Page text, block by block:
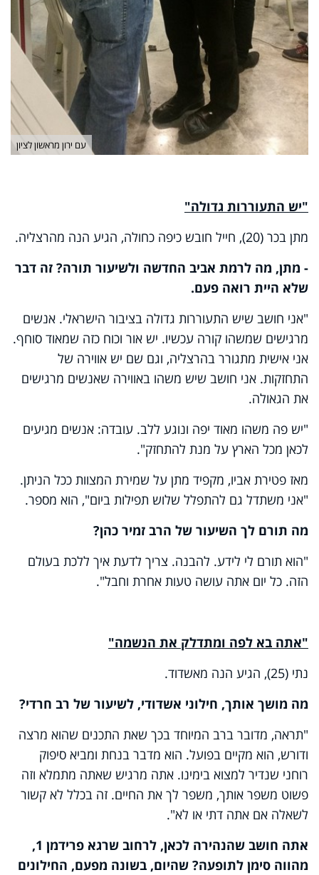
עם ירון מראשון לציון
"יש התעוררות גדולה"
מתן בכר (20), חייל חובש כיפה כחולה, הגיע הנה מהרצליה.
- מתן, מה לרמת אביב החדשה ולשיעור תורה? זה דבר
שלא היית רואה פעם.
"אני חושב שיש התעוררות גדולה בציבור הישראלי. אנשים
מרגישים שמשהו קורה עכשיו. יש אור וכוח כזה שמאוד סוחף.
אני אישית מתגורר בהרצליה, וגם שם יש אווירה של
התחזקות. אני חושב שיש משהו באווירה שאנשים מרגישים
את הגאולה.
"יש פה משהו מאוד יפה ונוגע ללב. עובדה: אנשים מגיעים
לכאן מכל הארץ על מנת להתחזק".
מאז פטירת אביו, מקפיד מתן על שמירת המצוות ככל הניתן.
"אני משתדל גם להתפלל שלוש תפילות ביום", הוא מספר.
מה תורם לך השיעור של הרב זמיר כהן?
"הוא תורם לי לידע. להבנה. צריך לדעת איך ללכת בעולם
הזה. כל יום אתה עושה טעות אחרת וחבל".
"אתה בא לפה ומתדלק את הנשמה"
נתי (25), הגיע הנה מאשדוד.
מה מושך אותך, חילוני אשדודי, לשיעור של רב חרדי?
"תראה, מדובר ברב המיוחד בכך שאת התכנים שהוא מרצה
ודורש, הוא מקיים בפועל. הוא מדבר בנחת ומביא סיפוק
רוחני שנדיר למצוא בימינו. אתה מרגיש שאתה מתמלא וזה
פשוט משפר אותך, משפר לך את החיים. זה בכלל לא קשור
לשאלה אם אתה דתי או לא".
אתה חושב שהנהירה לכאן, לרחוב שרגא פרידמן 1,
מהווה סימן לתופעה? שהיום, בשונה מפעם, החילונים